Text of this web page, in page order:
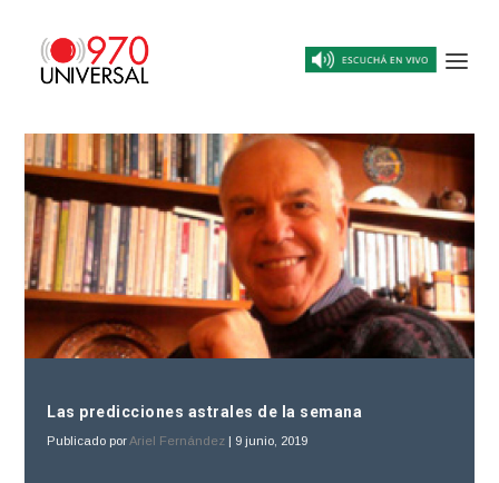
Las predicciones astrales de la semana
Publicado porAriel Fernández | 9 junio, 2019